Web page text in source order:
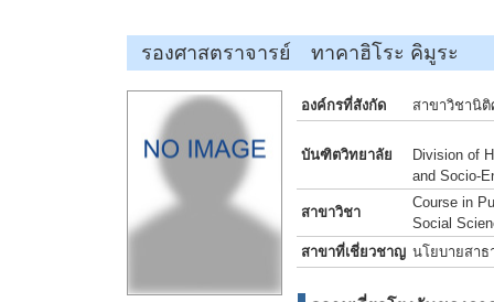
รองศาสตราจารย์ ทาคาฮิโระ คิมูระ
องค์กรที่สังกัด สาขาวิชานิ
บันฑิตวิทยาลัย
Division of
and Socio-
สาขาวิชา
Course in
Social
สาขาที่เชี่ยวชาญ นโยบายสาธ